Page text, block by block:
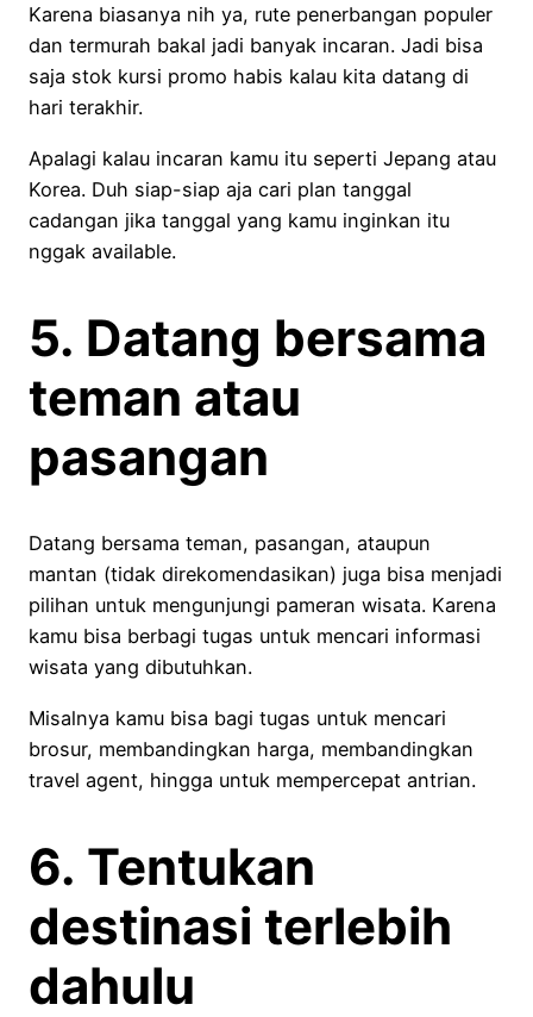
Karena biasanya nih ya, rute penerbangan populer
dan termurah bakal jadi banyak incaran. Jadi bisa
saja stok kursi promo habis kalau kita datang di
hari terakhir.
Apalagi kalau incaran kamu itu seperti Jepang atau
Korea. Duh siap-siap aja cari plan tanggal
cadangan jika tanggal yang kamu inginkan itu
nggak available.
5. Datang bersama
teman atau
pasangan
Datang bersama teman, pasangan, ataupun
mantan (tidak direkomendasikan) juga bisa menjadi
pilihan untuk mengunjungi pameran wisata. Karena
kamu bisa berbagi tugas untuk mencari informasi
wisata yang dibutuhkan.
Misalnya kamu bisa bagi tugas untuk mencari
brosur, membandingkan harga, membandingkan
travel agent, hingga untuk mempercepat antrian.
6. Tentukan
destinasi terlebih
dahulu